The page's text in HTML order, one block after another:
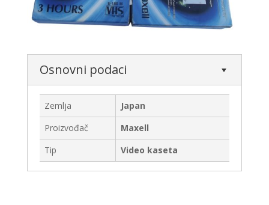
Osnovni podaci
Zemlja
Japan
Proizvođač
Maxell
Tip
Video kaseta